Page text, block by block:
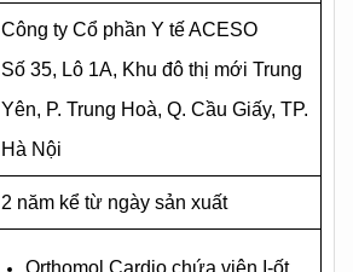
Công ty Cổ phần Y tế ACESO
Số 35, Lô 1A, Khu đô thị mới Trung
Yên, P. Trung Hoà, Q. Cầu Giấy, TP.
Hà Nội
2 năm kể từ ngày sản xuất